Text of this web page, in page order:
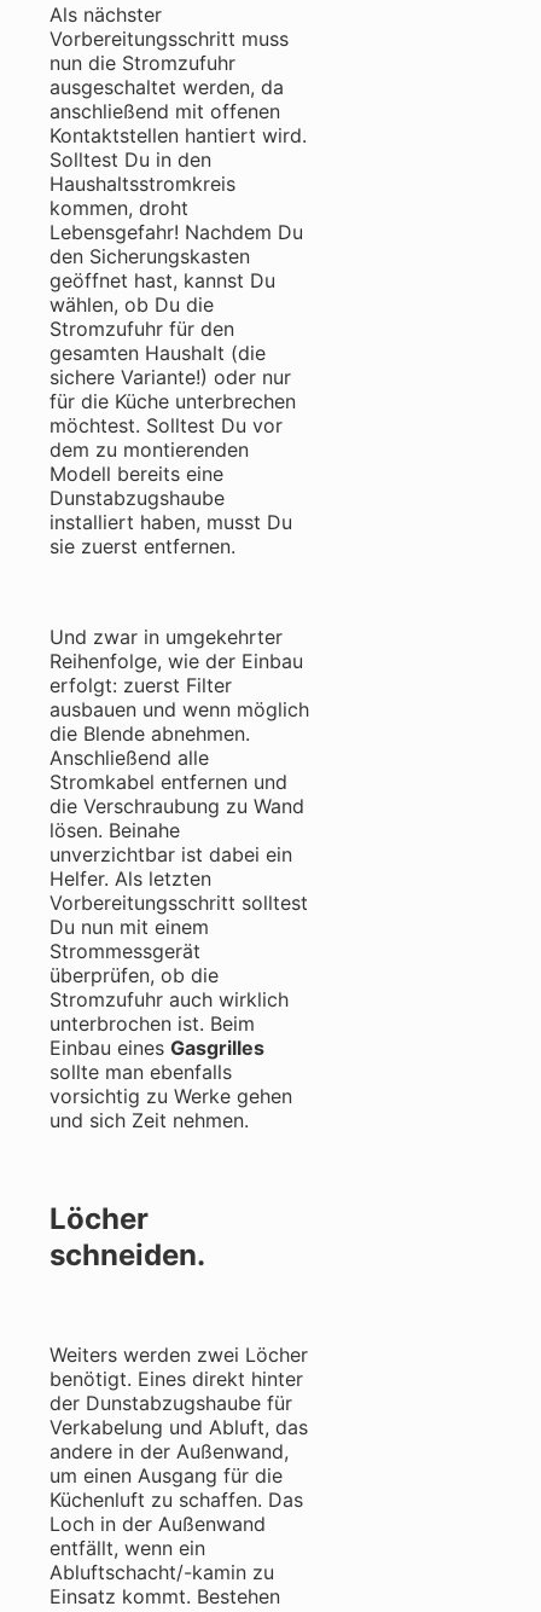
Als nächster
Vorbereitungsschritt muss
nun die Stromzufuhr
ausgeschaltet werden, da
anschließend mit offenen
Kontaktstellen hantiert wird.
Solltest Du in den
Haushaltsstromkreis
kommen, droht
Lebensgefahr! Nachdem Du
den Sicherungskasten
geöffnet hast, kannst Du
wählen, ob Du die
Stromzufuhr für den
gesamten Haushalt (die
sichere Variante!) oder nur
für die Küche unterbrechen
möchtest. Solltest Du vor
dem zu montierenden
Modell bereits eine
Dunstabzugshaube
installiert haben, musst Du
sie zuerst entfernen.
Und zwar in umgekehrter
Reihenfolge, wie der Einbau
erfolgt: zuerst Filter
ausbauen und wenn möglich
die Blende abnehmen.
Anschließend alle
Stromkabel entfernen und
die Verschraubung zu Wand
lösen. Beinahe
unverzichtbar ist dabei ein
Helfer. Als letzten
Vorbereitungsschritt solltest
Du nun mit einem
Strommessgerät
überprüfen, ob die
Stromzufuhr auch wirklich
unterbrochen ist. Beim
Einbau eines Gasgrilles
sollte man ebenfalls
vorsichtig zu Werke gehen
und sich Zeit nehmen.
Löcher
schneiden.
Weiters werden zwei Löcher
benötigt. Eines direkt hinter
der Dunstabzugshaube für
Verkabelung und Abluft, das
andere in der Außenwand,
um einen Ausgang für die
Küchenluft zu schaffen. Das
Loch in der Außenwand
entfällt, wenn ein
Abluftschacht/-kamin zu
Einsatz kommt. Bestehen